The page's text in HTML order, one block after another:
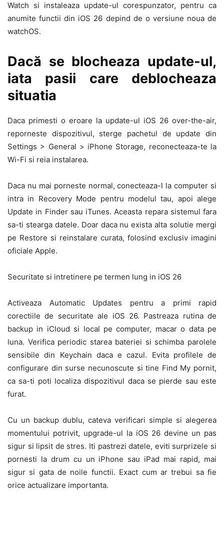
Watch si instaleaza update-ul corespunzator, pentru ca
anumite functii din iOS 26 depind de o versiune noua de
watchOS.
Dacă se blocheaza update-ul,
iata pasii care deblocheaza
situatia
Daca primesti o eroare la update-ul iOS 26 over-the-air,
reporneste dispozitivul, sterge pachetul de update din
Settings > General > iPhone Storage, reconecteaza-te la
Wi-Fi si reia instalarea.
Daca nu mai porneste normal, conecteaza-l la computer si
intra in Recovery Mode pentru modelul tau, apoi alege
Update in Finder sau iTunes. Aceasta repara sistemul fara
sa-ti stearga datele. Doar daca nu exista alta solutie mergi
pe Restore si reinstalare curata, folosind exclusiv imagini
oficiale Apple.
Securitate si intretinere pe termen lung in iOS 26
Activeaza Automatic Updates pentru a primi rapid
corectiile de securitate ale iOS 26. Pastreaza rutina de
backup in iCloud si local pe computer, macar o data pe
luna. Verifica periodic starea bateriei si schimba parolele
sensibile din Keychain daca e cazul. Evita profilele de
configurare din surse necunoscute si tine Find My pornit,
ca sa-ti poti localiza dispozitivul daca se pierde sau este
furat.
Cu un backup dublu, cateva verificari simple si alegerea
momentului potrivit, upgrade-ul la iOS 26 devine un pas
sigur si lipsit de stres. Iti pastrezi datele, eviti surprizele si
pornesti la drum cu un iPhone sau iPad mai rapid, mai
sigur si gata de noile functii. Exact cum ar trebui sa fie
orice actualizare importanta.